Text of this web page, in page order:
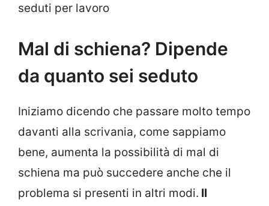
seduti per lavoro
Mal di schiena? Dipende
da quanto sei seduto
Iniziamo dicendo che passare molto tempo
davanti alla scrivania, come sappiamo
bene, aumenta la possibilità di mal di
schiena ma può succedere anche che il
problema si presenti in altri modi. Il